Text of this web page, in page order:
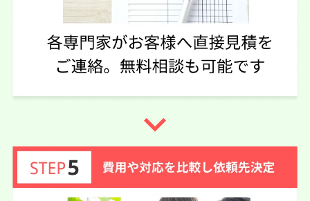
優しい先生で相談しやすく、対応も早いです。とてもいい
事務所です。
この口コミの事務所詳細をみる
60代 女性(愛媛県)
話しやすさ 説明のわかりやすさ 4対応スピード 4
価格の妥当性 4
navigate_next